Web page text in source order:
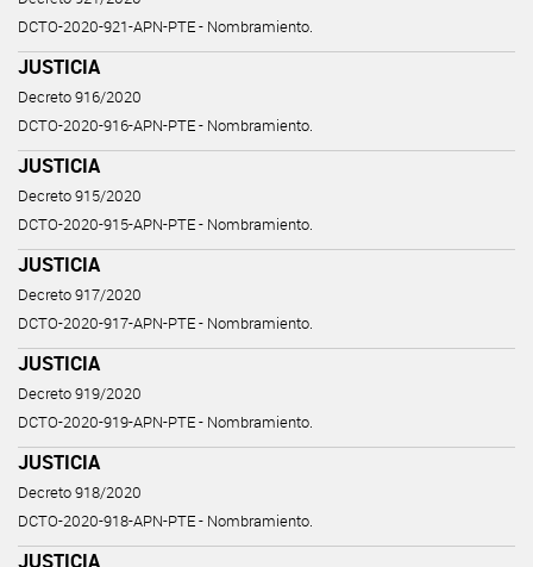
DCTO-2020-921-APN-PTE - Nombramiento.
JUSTICIA
Decreto 916/2020
DCTO-2020-916-APN-PTE - Nombramiento.
JUSTICIA
Decreto 915/2020
DCTO-2020-915-APN-PTE - Nombramiento.
JUSTICIA
Decreto 917/2020
DCTO-2020-917-APN-PTE - Nombramiento.
JUSTICIA
Decreto 919/2020
DCTO-2020-919-APN-PTE - Nombramiento.
JUSTICIA
Decreto 918/2020
DCTO-2020-918-APN-PTE - Nombramiento.
JUSTICIA